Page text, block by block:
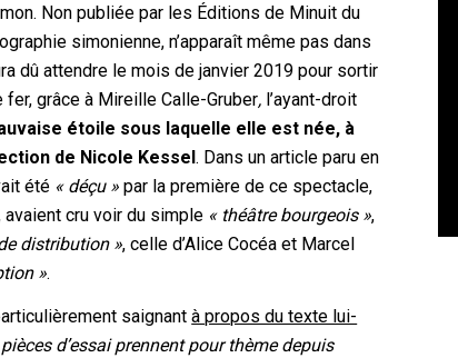
Non publiée par les Éditions de Minuit du
simonienne, n’apparaît même pas dans
dû attendre le mois de janvier 2019 pour sortir
grâce à Mireille Calle-Gruber, l’ayant-droit
étoile sous laquelle elle est née, à
de Nicole Kessel. Dans un article paru en
été « déçu » par la première de ce spectacle,
cru voir du simple « théâtre bourgeois »,
distribution », celle d’Alice Cocéa et Marcel
».
saignantà propos du texte lui-
d’essai prennent pour thème depuis